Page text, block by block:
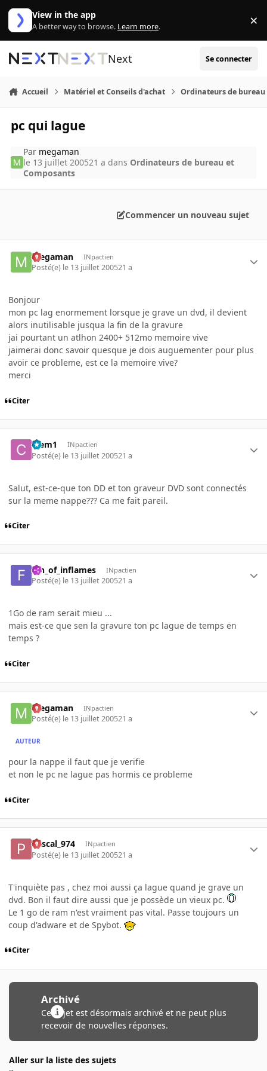
Aller au contenu
View in the app
A better way to browse. Learn more. ×
Next Se connecter
Accueil Matériel et Conseils d'achat Ordinateurs de bureau
pc qui lague
Par megaman
le 13 juillet 200521 a dans Ordinateurs de bureau et
Composants
Commencer un nouveau sujet
megaman INpactien
Posté(e) le 13 juillet 200521 a
Bonjour
mon pc lag enormement lorsque je grave un dvd, il devient
alors inutilisable jusqua la fin de la gravure
jai pourtant un atlhon 2400+ 512mo memoire vive
jaimerai donc savoir quesque je dois auguementer pour plus
avoir ce probleme, est ce la memoire vive?
merci
Citer
Clem1 INpactien
Posté(e) le 13 juillet 200521 a
Salut, est-ce-que ton DD et ton graveur DVD sont connectés
sur la meme nappe??? Ca me fait pareil.
Citer
fan_of_inflames INpactien
Posté(e) le 13 juillet 200521 a
1Go de ram serait mieu ...
mais est-ce que sen la gravure ton pc lague de temps en
temps ?
Citer
megaman INpactien
Posté(e) le 13 juillet 200521 a
AUTEUR
pour la nappe il faut que je verifie
et non le pc ne lague pas hormis ce probleme
Citer
Pascal_974 INpactien
Posté(e) le 13 juillet 200521 a
T'inquiète pas , chez moi aussi ça lague quand je grave un
dvd. Bon il faut dire aussi que je possède un vieux pc.
Le 1 go de ram n'est vraiment pas vital. Passe toujours un
coup d'adware et de Spybot.
Citer
Archivé
Ce sujet est désormais archivé et ne peut plus
recevoir de nouvelles réponses.
Aller sur la liste des sujets